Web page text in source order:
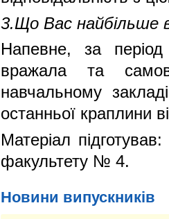
3.Що Вас найбільше
Напевне, за
вражала та
навчальному
останньої краплини
Матеріал
факультету № 4.
Новини випускників